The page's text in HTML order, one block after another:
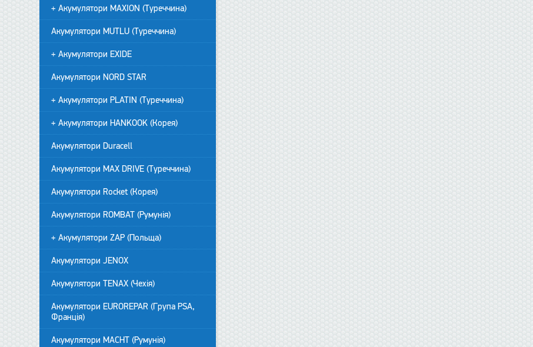
+ Акумулятори MAXION (Туреччина)
Акумулятори MUTLU (Туреччина)
+ Акумулятори EXIDE
Акумулятори NORD STAR
+ Акумулятори PLATIN (Туреччина)
+ Акумулятори HANKOOK (Корея)
Акумулятори Duracell
Акумулятори MAX DRIVE (Туреччина)
Акумулятори Rocket (Корея)
Акумулятори ROMBAT (Румунія)
+ Акумулятори ZAP (Польща)
Акумулятори JENOX
Акумулятори TENAX (Чехія)
Акумулятори EUROREPAR (Група PSA,
Франція)
Акумулятори MACHT (Румунія)